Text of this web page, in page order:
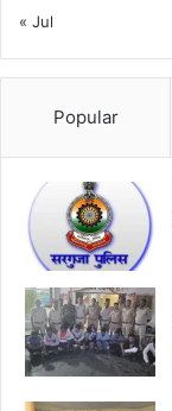
« Jul
Popular